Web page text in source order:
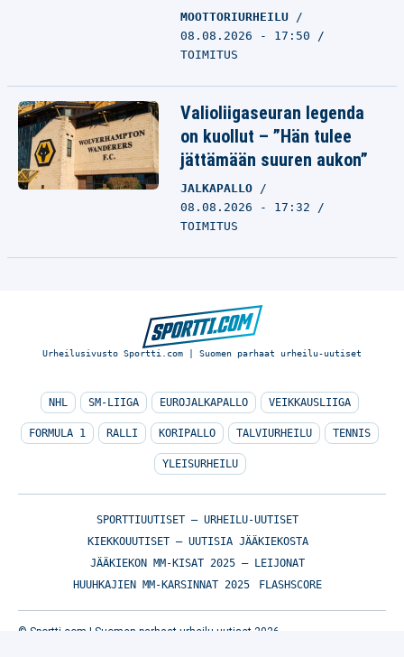
MOOTTORIURHEILU
08.08.2026 - 17:50
TOIMITUS
Valioliigaseuran legenda
on kuollut – ”Hän tulee
jättämään suuren aukon”
JALKAPALLO
08.08.2026 - 17:32
TOIMITUS
Urheilusivusto Sportti.com | Suomen parhaat urheilu-uutiset
NHL SM-LIIGA EUROJALKAPALLO VEIKKAUSLIIGA
FORMULA 1 RALLI KORIPALLO TALVIURHEILU TENNIS
YLEISURHEILU
SPORTTIUUTISET – URHEILU-UUTISET
KIEKKOUUTISET – UUTISIA JÄÄKIEKOSTA
JÄÄKIEKON MM-KISAT 2025 – LEIJONAT
HUUHKAJIEN MM-KARSINNAT 2025
FLASHSCORE
© Sportti.com | Suomen parhaat urheilu-uutiset 2026